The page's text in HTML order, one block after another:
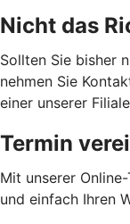
Nicht das
Sollten Sie bisher
nehmen Sie
einer unserer
Termin
Mit unserer
und einfach Ihren